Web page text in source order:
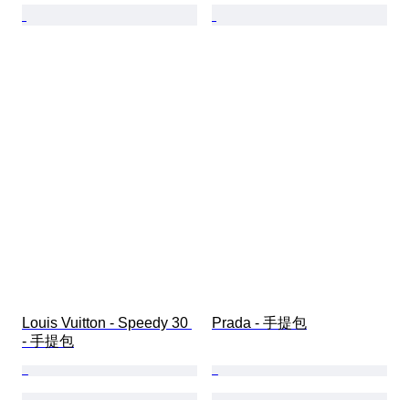
Louis Vuitton - Speedy 30
- 手提包
Prada - 手提包